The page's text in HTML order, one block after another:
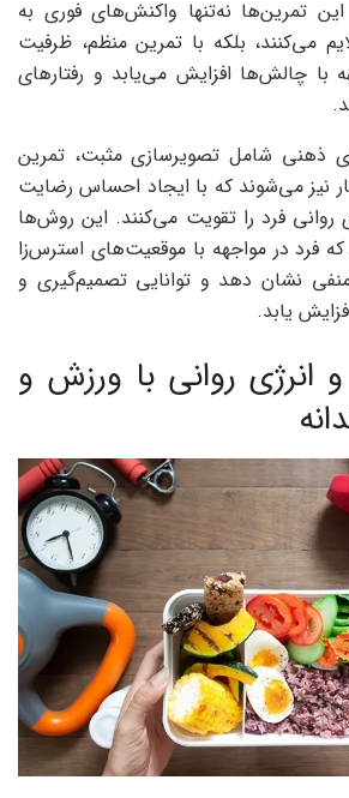
تمرین‌ها نه‌تنها واکنش‌های فوری به
می‌کنند، بلکه با تمرین منظم، ظرفیت
با چالش‌ها افزایش می‌یابد و رفتارهای
ذهنی شامل تصویرسازی مثبت، تمرین
نیز می‌شوند که با ایجاد احساس رضایت
روانی فرد را تقویت می‌کنند. این روش‌ها
فرد در مواجهه با موقعیت‌های استرس‌زا
نشان دهد و توانایی تصمیم‌گیری و
یابد.
روانی با ورزش و